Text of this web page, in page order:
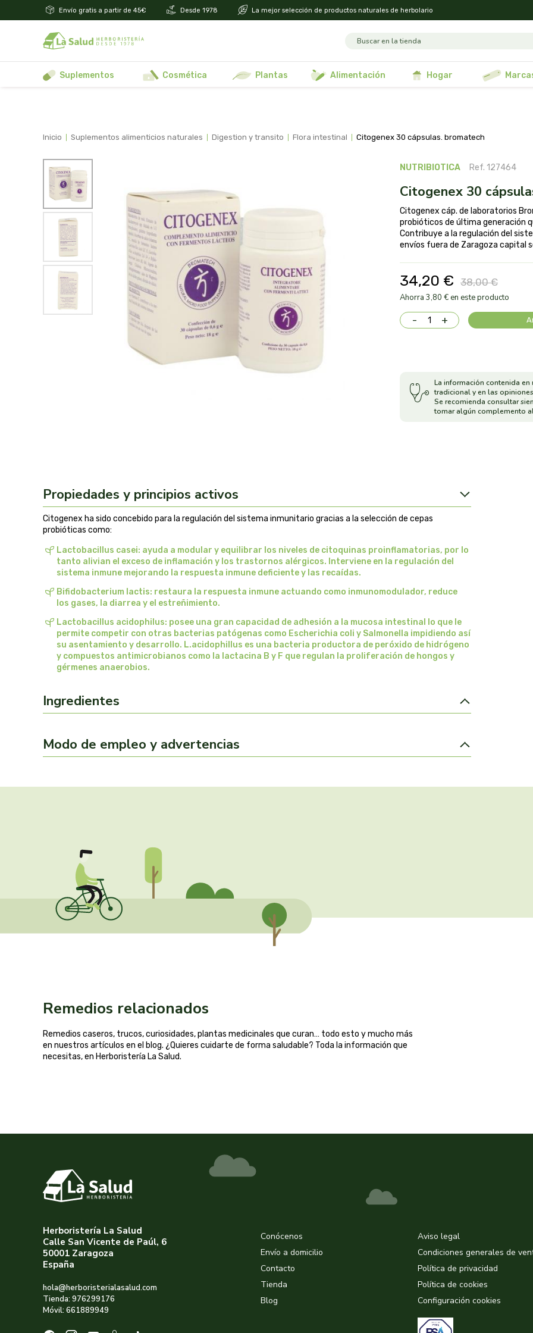
Envío gratis a partir de 45€ Desde 1978 La mejor selección de productos naturales de herbolario
suplementos cosmética plantas alimentación hogar
inicio suplementos alimenticios naturales digestion y transito flora intestinal citogenex 30 cápsulas. bromatech
NUTRIBIOTICA Ref. 127464
citogenex 30
Citogenex cáp. de laboratorios
probióticos de última generación
Contribuye a la regulación del
envíos fuera de Zaragoza capital
34,20 € 38,00 €
Ahorra 3,80 € en este producto
- +
La información contenida en
tradicional y en las
Se recomienda consultar
tomar algún complemento
Propiedades y principios activos
Citogenex ha sido concebido para la regulación del sistema inmunitario gracias a la selección de cepas
probióticas como:
Lactobacillus casei: ayuda a modular y equilibrar los niveles de citoquinas proinflamatorias, por lo
tanto alivian el exceso de inflamación y los trastornos alérgicos. Interviene en la regulación del
sistema inmune mejorando la respuesta inmune deficiente y las recaídas.
Bifidobacterium lactis: restaura la respuesta inmune actuando como inmunomodulador, reduce
los gases, la diarrea y el estreñimiento.
Lactobacillus acidophilus: posee una gran capacidad de adhesión a la mucosa intestinal lo que le
permite competir con otras bacterias patógenas como Escherichia coli y Salmonella impidiendo así
su asentamiento y desarrollo. L.acidophillus es una bacteria productora de peróxido de hidrógeno
y compuestos antimicrobianos como la lactacina B y F que regulan la proliferación de hongos y
gérmenes anaerobios.
Ingredientes
Modo de empleo y advertencias
Remedios relacionados
Remedios caseros, trucos, curiosidades, plantas medicinales que curan… todo esto y mucho más
en nuestros artículos en el blog. ¿Quieres cuidarte de forma saludable? Toda la información que
necesitas, en Herboristería La Salud.
Herboristería La Salud
Calle San Vicente de Paúl, 6
50001 Zaragoza
España
hola@herboristerialasalud.com
Tienda: 976299176
Móvil: 661889949
Conócenos
Envío a domicilio
Contacto
Tienda
Blog
Aviso legal
Condiciones generales de
Política de privacidad
Política de cookies
Configuración cookies